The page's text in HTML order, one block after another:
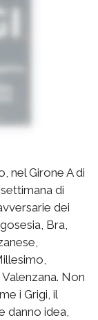
nel Girone A di
di
dei
Bra,
Non
i Grigi, il
danno idea,